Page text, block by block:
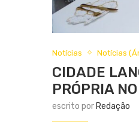
Notícias Notícias
CIDADE
PRÓPRIA
escrito por Redação